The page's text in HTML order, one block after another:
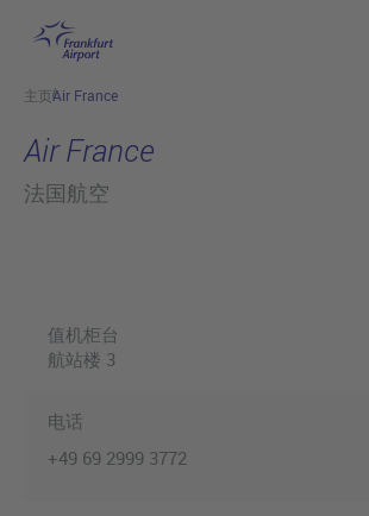
跳转至主页
主页Air France
Air France
法国航空
值机柜台
航站楼 3
电话
+49 69 2999 3772